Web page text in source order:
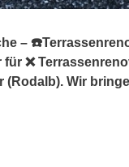
–
❌
Wir